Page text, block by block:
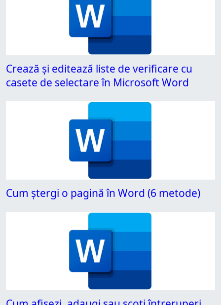
Crează și editează liste de verificare cu
casete de selectare în Microsoft Word
Cum ștergi o pagină în Word (6 metode)